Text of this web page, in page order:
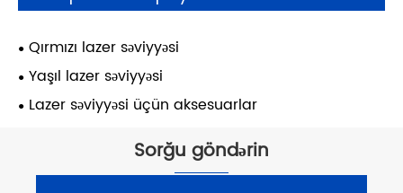
Qırmızı lazer səviyyəsi
Yaşıl lazer səviyyəsi
Lazer səviyyəsi üçün aksesuarlar
Sorğu göndərin